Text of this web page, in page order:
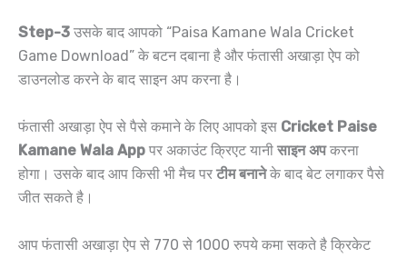
Step-3 उसके बाद आपको “Paisa Kamane Wala Cricket
Game Download” के बटन दबाना है और फंतासी अखाड़ा ऐप को
डाउनलोड करने के बाद साइन अप करना है।
फंतासी अखाड़ा ऐप से पैसे कमाने के लिए आपको इस Cricket Paise
Kamane Wala App पर अकाउंट क्रिएट यानी साइन अपकरना
होगा। उसके बाद आप किसी भी मैच पर टीम बनानेके बाद बेट लगाकर पैसे
जीत सकते है।
आप फंतासी अखाड़ा ऐप से 770 से 1000 रुपये कमा सकते है क्रिकेट